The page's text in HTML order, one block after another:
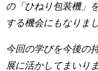
の「ひねり包装機」
する機会にもなりまし
今回の学びを今後の
展に活かしてまいり